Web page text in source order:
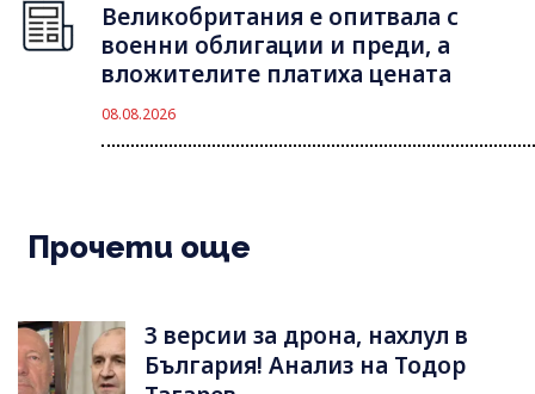
Великобритания е опитвала с
военни облигации и преди, а
вложителите платиха цената
08.08.2026
Прочети още
3 версии за дрона, нахлул в
България! Анализ на Тодор